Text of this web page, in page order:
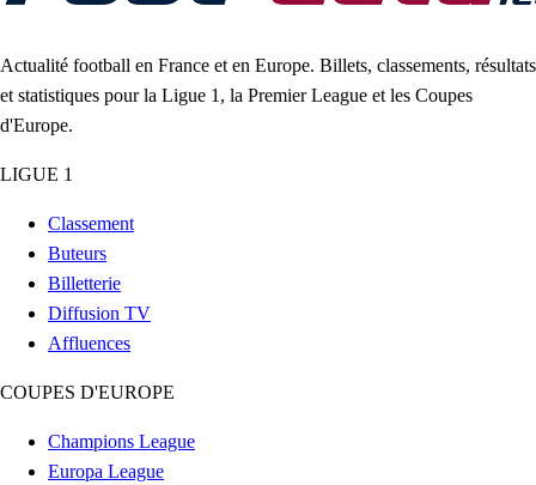
Actualité football en France et en Europe. Billets, classements, résultats
et statistiques pour la Ligue 1, la Premier League et les Coupes
d'Europe.
LIGUE 1
Classement
Buteurs
Billetterie
Diffusion TV
Affluences
COUPES D'EUROPE
Champions League
Europa League